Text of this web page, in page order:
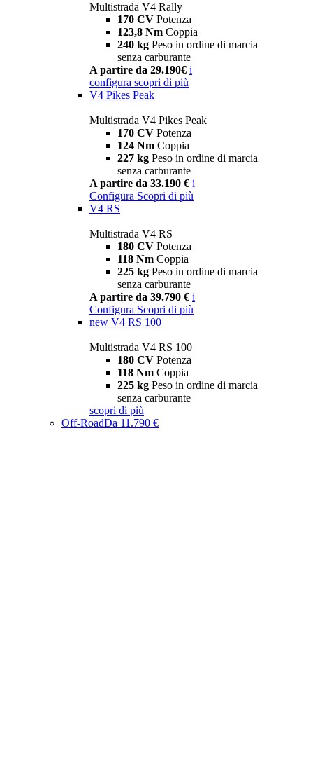
Multistrada V4 Rally
170 CV Potenza
123,8 Nm Coppia
240 kg Peso in ordine di marcia
senza carburante
A partire da 29.190€ i
configura scopri di più
V4 Pikes Peak
Multistrada V4 Pikes Peak
170 CV Potenza
124 Nm Coppia
227 kg Peso in ordine di marcia
senza carburante
A partire da 33.190 € i
Configura Scopri di più
V4 RS
Multistrada V4 RS
180 CV Potenza
118 Nm Coppia
225 kg Peso in ordine di marcia
senza carburante
A partire da 39.790 € i
Configura Scopri di più
new V4 RS 100
Multistrada V4 RS 100
180 CV Potenza
118 Nm Coppia
225 kg Peso in ordine di marcia
senza carburante
scopri di più
Off-RoadDa 11.790 €